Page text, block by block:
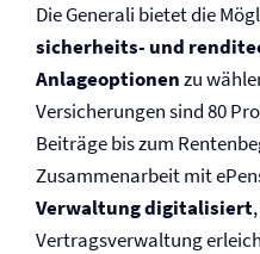
Die Generali bietet die
sicherheits- und
Anlageoptionenzu
Versicherungen sind 80
Beiträge bis zum
Zusammenarbeit mit
Verwaltung digitalisiert
Vertrags­verwaltung